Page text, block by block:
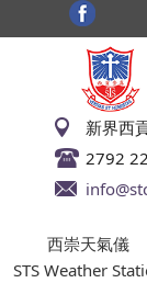
新界西
2792
西崇天氣儀
STS Weather